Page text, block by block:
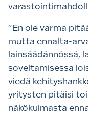
”En ole varma
mutta ennalta-
lainsäädännössä,
soveltamisessa
viedä
yritysten pitäisi
näkökulmasta